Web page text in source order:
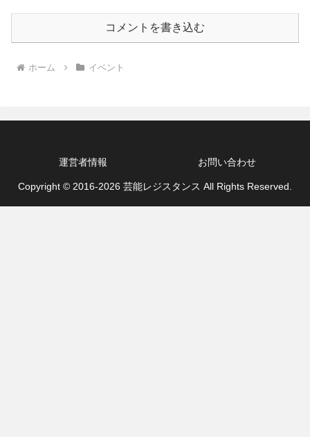
コメントを書き込む
ホーム イベント
運営者情報 お問い合わせ
Copyright © 2016-2026 芸能レジスタンス All Rights Reserved.